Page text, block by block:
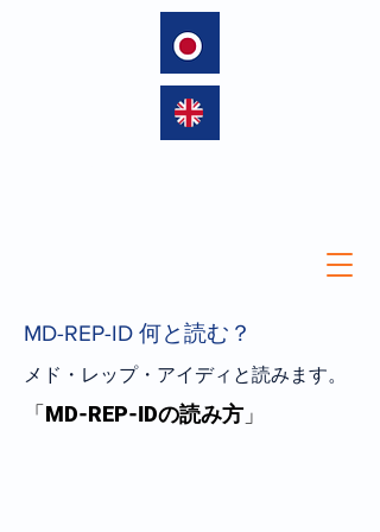
MD-REP-ID 何と読む？
メド・レップ・アイディと読みます。
「 MD-REP-IDの読み方 」